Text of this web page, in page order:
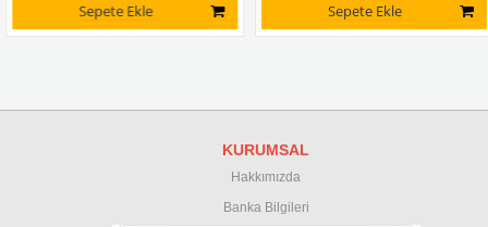
Sepete Ekle
Sepete Ekle
KURUMSAL
Hakkımızda
Banka Bilgileri